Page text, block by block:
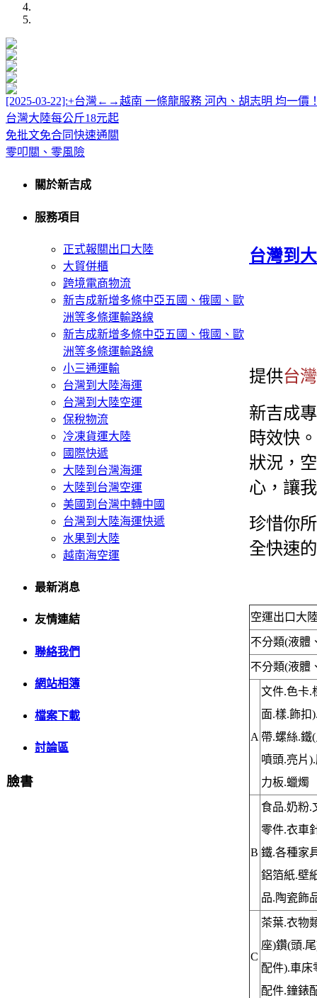
[2025-03-22]:+台灣←→越南 一條龍服務 河內、胡志明 均一價
[2025-03-15]:+散貨併櫃進出口
台灣大陸每公斤18元起
免批文免合同快速通關
零叩關、零風險
關於新吉成
服務項目
正式報關出口大陸
大貿併櫃
跨境電商物流
新吉成新增多條中亞五國、俄國、歐
洲等多條運輸路線
新吉成新增多條中亞五國、俄國、歐
洲等多條運輸路線
小三通運輸
台灣到大陸海運
台灣到大陸空運
保稅物流
冷凍貨運大陸
國際快遞
大陸到台灣海運
大陸到台灣空運
美國到台灣中轉中國
台灣到大陸海運快遞
水果到大陸
越南海空運
最新消息
友情連結
聯絡我們
網站相簿
檔案下載
討論區
臉書
台灣到
提供台
新吉成
時效快
狀況，
心，讓
珍惜你
全快速
空運出口大
不分類(液體
不分類(液體
A
文件.色卡.
面.樣.飾扣
帶.螺絲.鐵
噴頭.亮片
力板.蠟燭
B
食品.奶粉.
零件.衣車
鐵.各種家
鋁箔紙.壁
品.陶瓷飾
C
茶葉.衣物
座)鑽(頭.
配件).車床
配件.鐘錶